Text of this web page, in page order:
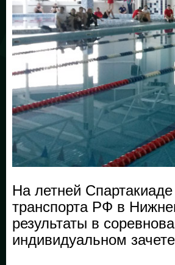
На летней
транспорта РФ в
результаты в
индивидуальном